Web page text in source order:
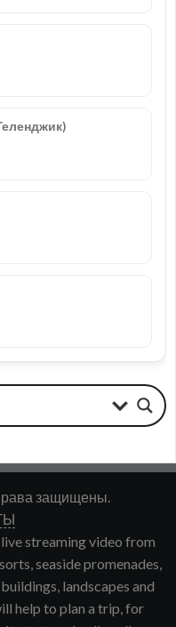
защищены.
streaming video from
seaside promenades,
landscapes and
help to plan a trip, for